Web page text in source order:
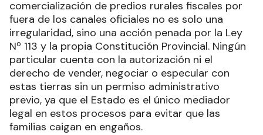
comercialización de predios rurales fiscales por
fuera de los canales oficiales no es solo una
irregularidad, sino una acción penada por la Ley
Nº 113 y la propia Constitución Provincial. Ningún
particular cuenta con la autorización ni el
derecho de vender, negociar o especular con
estas tierras sin un permiso administrativo
previo, ya que el Estado es el único mediador
legal en estos procesos para evitar que las
familias caigan en engaños.